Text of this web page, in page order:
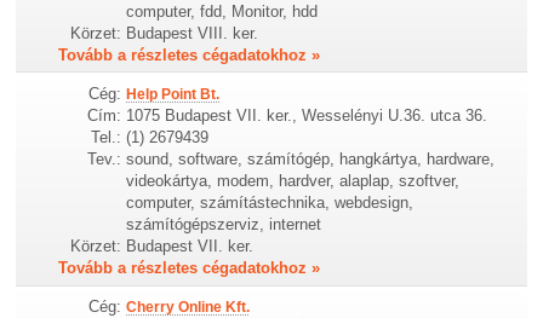
computer, fdd, Monitor, hdd
Körzet: Budapest VIII. ker.
Tovább a részletes cégadatokhoz »
Cég: Help Point Bt.
Cím: 1075 Budapest VII. ker., Wesselényi U.36. utca 36.
Tel.: (1) 2679439
Tev.: sound, software, számítógép, hangkártya, hardware,
videokártya, modem, hardver, alaplap, szoftver,
computer, számítástechnika, webdesign,
számítógépszerviz, internet
Körzet: Budapest VII. ker.
Tovább a részletes cégadatokhoz »
Cég: Cherry Online Kft.